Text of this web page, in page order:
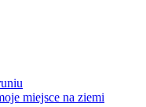
miejsce na ziemi